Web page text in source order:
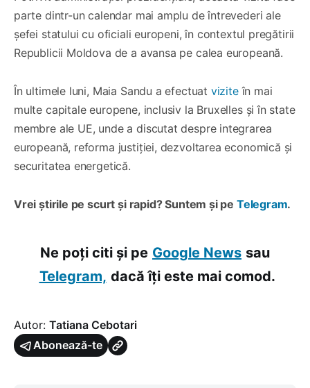
parte dintr-un calendar mai amplu de întrevederi ale
șefei statului cu oficiali europeni, în contextul pregătirii
Republicii Moldova de a avansa pe calea europeană.
În ultimele luni, Maia Sandu a efectuat viziteîn mai
multe capitale europene, inclusiv la Bruxelles și în state
membre ale UE, unde a discutat despre integrarea
europeană, reforma justiției, dezvoltarea economică și
securitatea energetică.
Vrei știrile pe scurt și rapid? Suntem și pe Telegram.
Ne poți citi și pe Google News sau
Telegram, dacă îți este mai comod.
Autor: Tatiana Cebotari
Abonează-te